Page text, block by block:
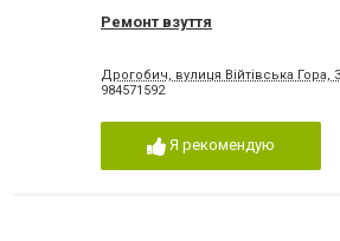
Ремонт взуття
Дрогобич, вулиця Війтівська Гора,
984571592
Я рекомендую